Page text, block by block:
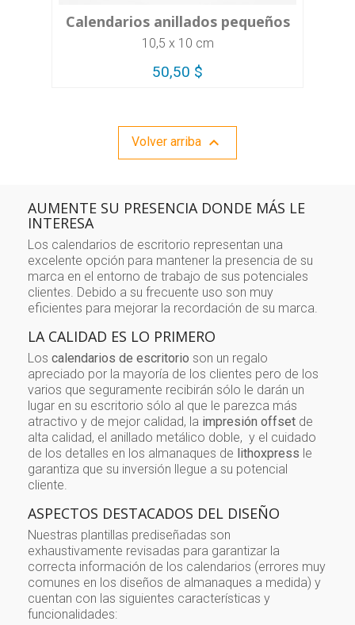
Calendarios anillados pequeños
10,5 x 10 cm
50,50 $
Volver arriba 
AUMENTE SU PRESENCIA DONDE MÁS LE
INTERESA
Los calendarios de escritorio representan una
excelente opción para mantener la presencia de su
marca en el entorno de trabajo de sus potenciales
clientes. Debido a su frecuente uso son muy
eficientes para mejorar la recordación de su marca.
LA CALIDAD ES LO PRIMERO
Los calendarios de escritorio son un regalo
apreciado por la mayoría de los clientes pero de los
varios que seguramente recibirán sólo le darán un
lugar en su escritorio sólo al que le parezca más
atractivo y de mejor calidad, la impresión offset de
alta calidad, el anillado metálico doble, y el cuidado
de los detalles en los almanaques de lithoxpress le
garantiza que su inversión llegue a su potencial
cliente.
ASPECTOS DESTACADOS DEL DISEÑO
Nuestras plantillas prediseñadas son
exhaustivamente revisadas para garantizar la
correcta información de los calendarios (errores muy
comunes en los diseños de almanaques a medida) y
cuentan con las siguientes características y
funcionalidades: